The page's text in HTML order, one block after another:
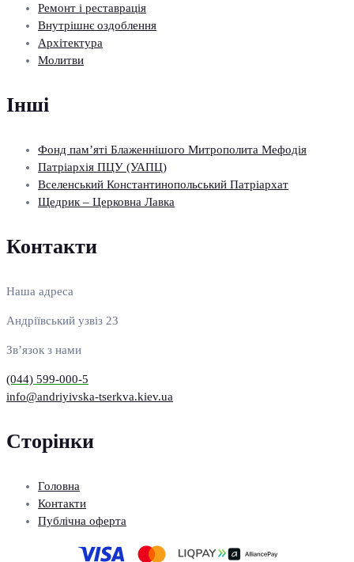
Ремонт і реставрація
Внутрішнє оздоблення
Архітектура
Молитви
Інші
Фонд пам’яті Блаженнішого Митрополита Мефодія
Патріархія ПЦУ (УАПЦ)
Вселенський Константинопольський Патріархат
Щедрик – Церковна Лавка
Контакти
Наша адреса
Андріївський узвіз 23
Зв’язок з нами
(044) 599-000-5
info@andriyivska-tserkva.kiev.ua
Сторінки
Головна
Контакти
Публічна оферта